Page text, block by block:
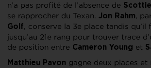
n’a pas profité de l’absence de Scottie
se rapprocher du Texan. Jon Rahm,
Golf, conserve la 3e place tandis qu’il
jusqu’au 21e rang pour trouver trace
de position entre Cameron Young et
Matthieu Pavon gagne deux places et